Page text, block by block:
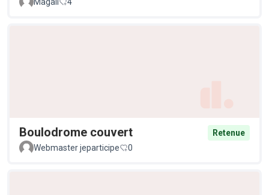
Magali 4
Boulodrome couvert
Retenue
Webmaster jeparticipe
0